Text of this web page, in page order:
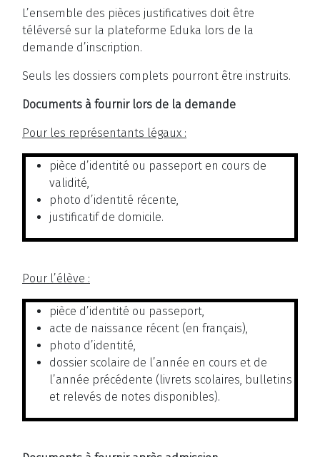
L’ensemble des pièces justificatives doit être
téléversé sur la plateforme Eduka lors de la
demande d’inscription.
Seuls les dossiers complets pourront être instruits.
Documents à fournir lors de la demande
Pour les représentants légaux :
pièce d’identité ou passeport en cours de
validité,
photo d’identité récente,
justificatif de domicile.
Pour l’élève :
pièce d’identité ou passeport,
acte de naissance récent (en français),
photo d’identité,
dossier scolaire de l’année en cours et de
l’année précédente (livrets scolaires, bulletins
et relevés de notes disponibles).